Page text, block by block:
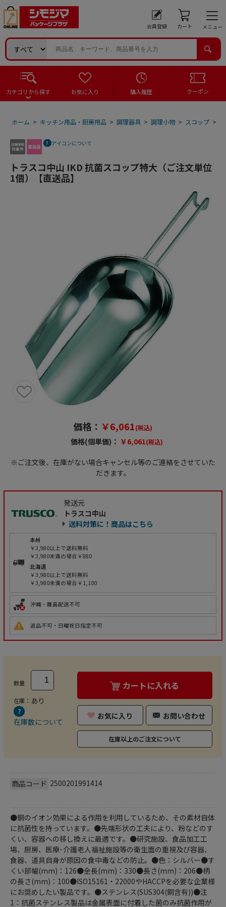
会員登録 カート メニュー
カテゴリから探す お気に入り 購入履歴 クーポン
ホーム > キッチン用品・厨房用品 > 調理器具 > 調理小物 > スコップ >
アイコンについて
トラスコ中山 IKD 抗菌スコップ特大（ご注文単位
1個）【直送品】
価格： ￥6,061(税込)
価格(個単価)： ￥6,061(税込)
※ご注文後、在庫がない場合キャンセル等のご連絡をさせていた
だきます。
発送元
トラスコ中山
送料対策に！商品はこちら
本州
￥3,980以上で送料無料
￥3,980未満の場合￥880
北海道
￥3,980以上で送料無料
￥3,980未満の場合￥1,100
沖縄・離島配送不可
返品不可・日曜祝日指定不可
数量
在庫： あり
在庫数について
カートに入れる
お気に入り お問い合わせ
在庫以上のご注文について
商品コード 2500201991414
●銅のイオン効果による作用を利用しているため、その素材自体
に抗菌性を持っています。●先端形状の工夫により、粉などのす
くい、容器への移し換えに最適です。●研究施設、食品加工工
場、厨房、医療･介護老人福祉施設等の衛生面の重視及び容器、
食器、道具自身が原因の食中毒などの防止。●色：シルバー●す
くい部幅(mm)：126●全長(mm)：330●長さ(mm)：206●柄
の長さ(mm)：100●ISO15161・22000やHACCPを必要な企業様
にお奨めしたい製品です。●ステンレス(SUS304(銅含有))●注
1：抗菌ステンレス製品は金属表面に付着した菌のみ抗菌作用が